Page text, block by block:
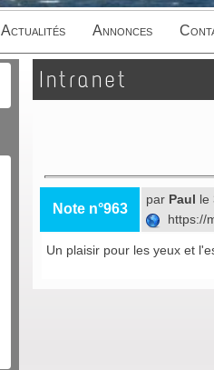
Actualités Annonces
Intranet
Note n°963
par Paul le
https://
Un plaisir pour les yeux et